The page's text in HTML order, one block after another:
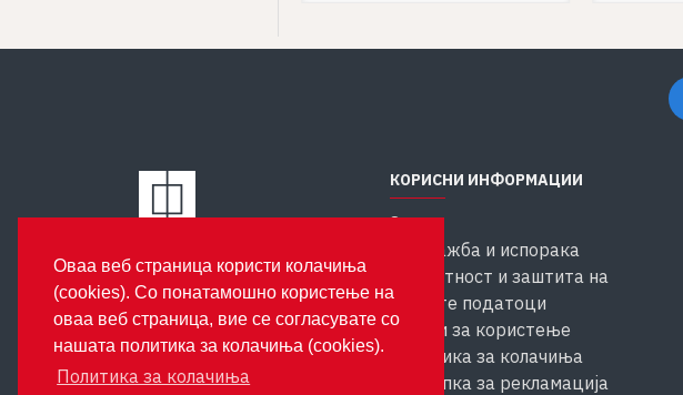
Оваа веб страница користи колачиња
(cookies). Со понатамошно користење на
оваа веб страница, вие се согласувате со
нашата политика за колачиња (cookies).
Политика за колачиња
ул. Костурски Херои бр. 35
1000 Скопје
КОРИСНИ ИНФОРМАЦИИ
За нас
Продажба и испорака
Приватност и заштита на
личните податоци
Услови за користење
Политика за колачиња
Постапка за рекламација